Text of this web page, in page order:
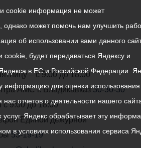
– с 9.00 до 18.00
АМС г. Владикавказ30-30-30
с 9:00 до 18:00
Единой дежурной
53-19-19
cookie информация не может
однако может помочь нам улучшить
об использовании вами данного
будет передаваться Яндексу и
в ЕС и Российской Федерации.
информацию для оценки
нас отчетов о деятельности нашего
услуг. Яндекс обрабатывает эту
в условиях использования сервиса